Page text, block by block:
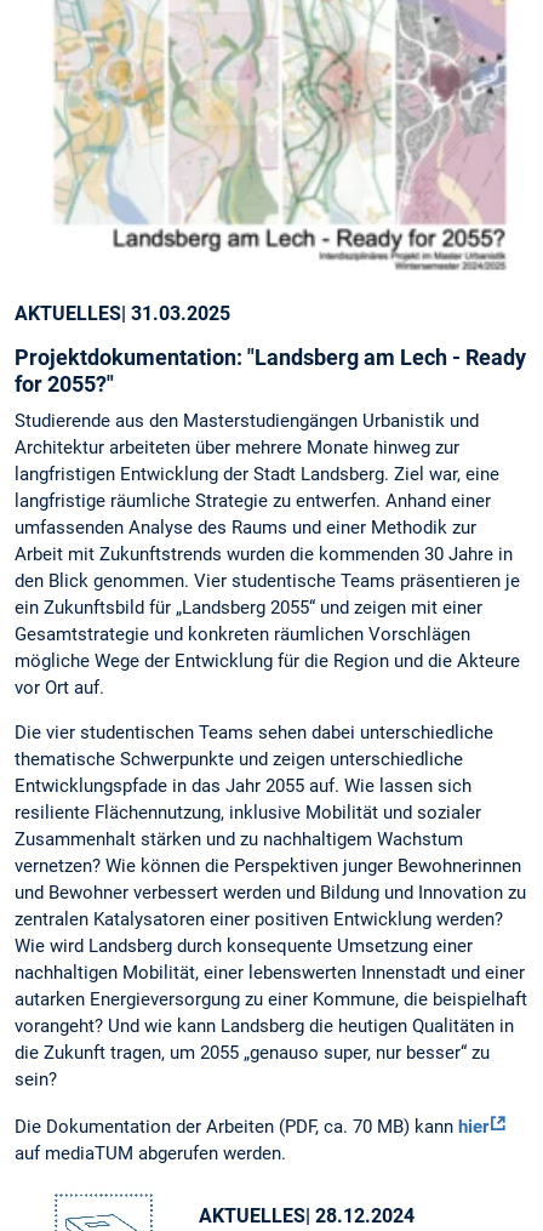
AKTUELLES| 31.03.2025
Projektdokumentation: "Landsberg am Lech - Ready
for 2055?"
Studierende aus den Masterstudiengängen Urbanistik und
Architektur arbeiteten über mehrere Monate hinweg zur
langfristigen Entwicklung der Stadt Landsberg. Ziel war, eine
langfristige räumliche Strategie zu entwerfen. Anhand einer
umfassenden Analyse des Raums und einer Methodik zur
Arbeit mit Zukunftstrends wurden die kommenden 30 Jahre in
den Blick genommen. Vier studentische Teams präsentieren je
ein Zukunftsbild für „Landsberg 2055“ und zeigen mit einer
Gesamtstrategie und konkreten räumlichen Vorschlägen
mögliche Wege der Entwicklung für die Region und die Akteure
vor Ort auf.
Die vier studentischen Teams sehen dabei unterschiedliche
thematische Schwerpunkte und zeigen unterschiedliche
Entwicklungspfade in das Jahr 2055 auf. Wie lassen sich
resiliente Flächennutzung, inklusive Mobilität und sozialer
Zusammenhalt stärken und zu nachhaltigem Wachstum
vernetzen? Wie können die Perspektiven junger Bewohnerinnen
und Bewohner verbessert werden und Bildung und Innovation zu
zentralen Katalysatoren einer positiven Entwicklung werden?
Wie wird Landsberg durch konsequente Umsetzung einer
nachhaltigen Mobilität, einer lebenswerten Innenstadt und einer
autarken Energieversorgung zu einer Kommune, die beispielhaft
vorangeht? Und wie kann Landsberg die heutigen Qualitäten in
die Zukunft tragen, um 2055 „genauso super, nur besser“ zu
sein?
Die Dokumentation der Arbeiten (PDF, ca. 70 MB) kann hier
auf mediaTUM abgerufen werden.
AKTUELLES | 28.12.2024